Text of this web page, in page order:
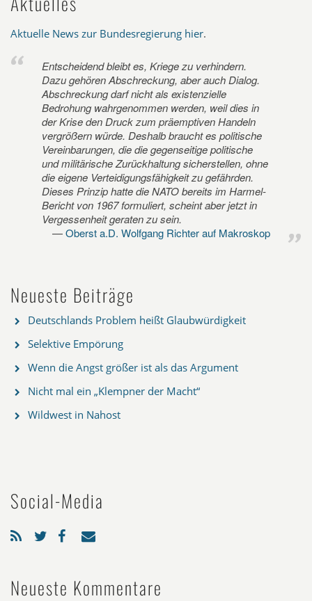
Aktuelle News zur Bundesregierung hier.
Entscheidend bleibt es, Kriege zu verhindern.
Dazu gehören Abschreckung, aber auch Dialog.
Abschreckung darf nicht als existenzielle
Bedrohung wahrgenommen werden, weil dies in
der Krise den Druck zum präemptiven Handeln
vergrößern würde. Deshalb braucht es politische
Vereinbarungen, die die gegenseitige politische
und militärische Zurückhaltung sicherstellen, ohne
die eigene Verteidigungsfähigkeit zu gefährden.
Dieses Prinzip hatte die NATO bereits im Harmel-
Bericht von 1967 formuliert, scheint aber jetzt in
Vergessenheit geraten zu sein.
Oberst a.D. Wolfgang Richter auf Makroskop
Neueste Beiträge
Deutschlands Problem heißt Glaubwürdigkeit
Selektive Empörung
Wenn die Angst größer ist als das Argument
Nicht mal ein „Klempner der Macht“
Wildwest in Nahost
Social-Media
Neueste Kommentare